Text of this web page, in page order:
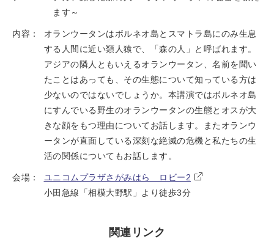
ます～
内容：
オランウータンはボルネオ島とスマトラ島にのみ生息
する人間に近い類人猿で、「森の人」と呼ばれます。
アジアの隣人ともいえるオランウータン、名前を聞い
たことはあっても、その生態について知っている方は
少ないのではないでしょうか。本講演ではボルネオ島
にすんでいる野生のオランウータンの生態とオスが大
きな顔をもつ理由についてお話します。またオランウ
ータンが直面している深刻な絶滅の危機と私たちの生
活の関係についてもお話します。
会場：
ユニコムプラザさがみはら ロビー2
小田急線「相模大野駅」より徒歩3分
関連リンク